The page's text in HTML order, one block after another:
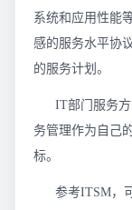
系统和应用性能
感的服务水平协
的服务计划。
IT部门服务
务管理作为自己
标。
参考ITSM，